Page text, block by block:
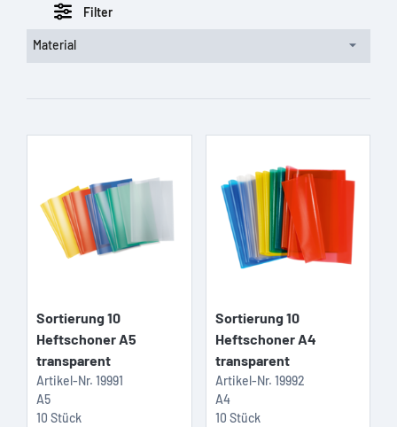
Filter
Material
Sortierung 10
Heftschoner A5
transparent
Artikel-Nr. 19991
A5
10 Stück
Sortierung 10
Heftschoner A4
transparent
Artikel-Nr. 19992
A4
10 Stück